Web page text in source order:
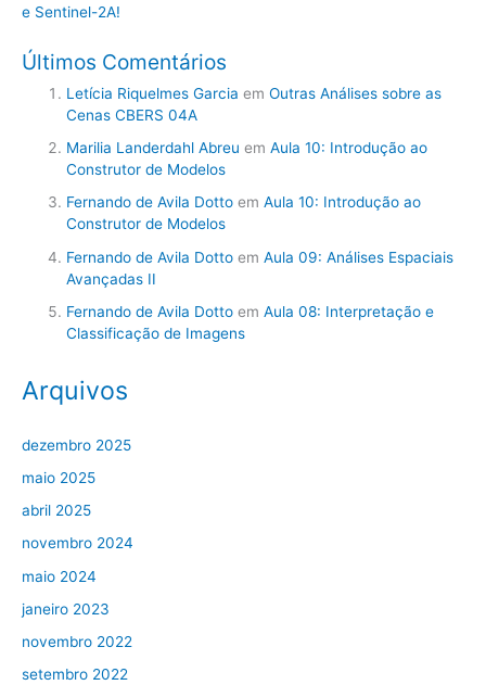
e Sentinel-2A!
Últimos Comentários
Letícia Riquelmes Garcia emOutras Análises sobre as
Cenas CBERS 04A
Marilia Landerdahl Abreu emAula 10: Introdução ao
Construtor de Modelos
Fernando de Avila Dotto emAula 10: Introdução ao
Construtor de Modelos
Fernando de Avila Dotto emAula 09: Análises Espaciais
Avançadas II
Fernando de Avila Dotto emAula 08: Interpretação e
Classificação de Imagens
Arquivos
dezembro 2025
maio 2025
abril 2025
novembro 2024
maio 2024
janeiro 2023
novembro 2022
setembro 2022